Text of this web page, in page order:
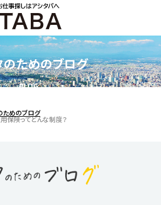
のためのブログ
BLOG
ためのブログ
保険ってどんな制度？